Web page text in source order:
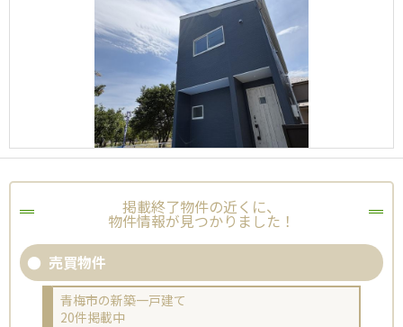
掲載終了物件の近くに、
物件情報が見つかりました！
売買物件
青梅市の新築一戸建て
20件掲載中